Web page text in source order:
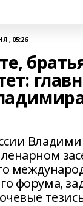
, 05:26
форума,